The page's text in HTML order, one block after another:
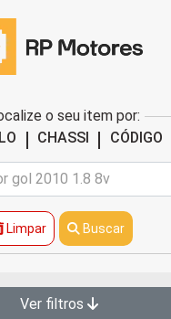
o seu item por:
| CHASSI | CÓDIGO
Limpar Buscar
Ver filtros